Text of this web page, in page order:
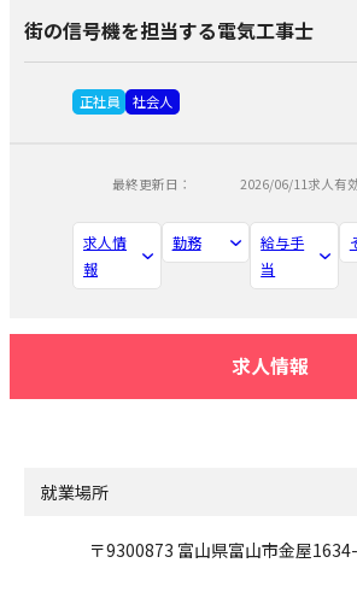
街の信号機を担当する電気工事士
正社員 社会人
最終更新日： 2026/06/11 求人有
求人情
報
勤務
給与手
当
求人情報
就業場所
〒9300873 富山県富山市金屋